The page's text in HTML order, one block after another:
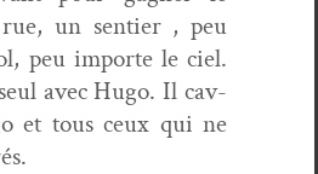
un sen­tier , peu
peu importe le ciel.
avec Hugo. Il cav­
et tous ceux qui ne